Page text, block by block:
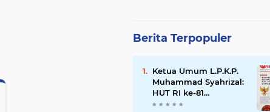
Berita Terpopuler
Ketua Umum L.P.K.P.
Muhammad Syahrizal:
HUT RI ke-81
Momentum